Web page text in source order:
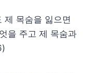
제 목숨을 잃으면
을 주고 제 목숨과